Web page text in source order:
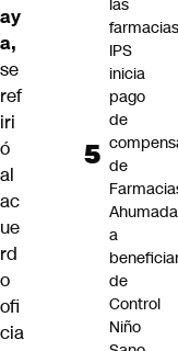
ay
a,
se
ref
iri
ó
al
ac
ue
rd
o
ofi
cia
las
IPS
inicia
pago
de
de
Ahumada
a
de
Control
Niño